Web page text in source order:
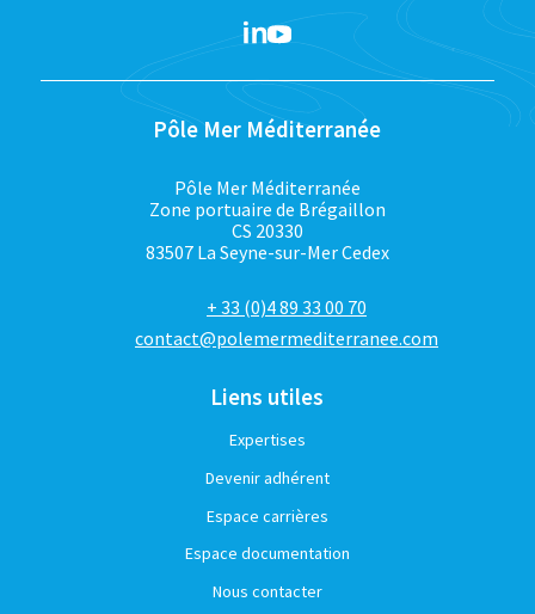
Pôle Mer Méditerranée
Pôle Mer Méditerranée
Zone portuaire de Brégaillon
CS 20330
83507 La Seyne-sur-Mer Cedex
+ 33 (0)4 89 33 00 70
contact@polemermediterranee.com
Liens utiles
Expertises
Devenir adhérent
Espace carrières
Espace documentation
Nous contacter